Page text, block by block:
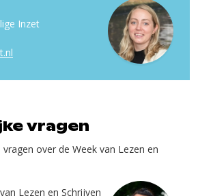
Inzet
vragen
over de Week van Lezen en
Lezen en Schrijven